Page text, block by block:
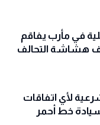
في مأرب يفاقم
هشاشة التحالف
لأي اتفاقات
خط أحمر